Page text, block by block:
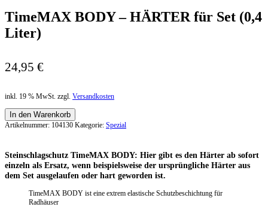
TimeMAX BODY – HÄRTER für Set (0,4
Liter)
24,95 €
inkl. 19 % MwSt. zzgl. Versandkosten
In den Warenkorb
Artikelnummer: 104130 Kategorie: Spezial
Steinschlagschutz TimeMAX BODY: Hier gibt es den Härter ab sofort
einzeln als Ersatz, wenn beispielsweise der ursprüngliche Härter aus
dem Set ausgelaufen oder hart geworden ist.
TimeMAX BODY ist eine extrem elastische Schutzbeschichtung für
Radhäuser